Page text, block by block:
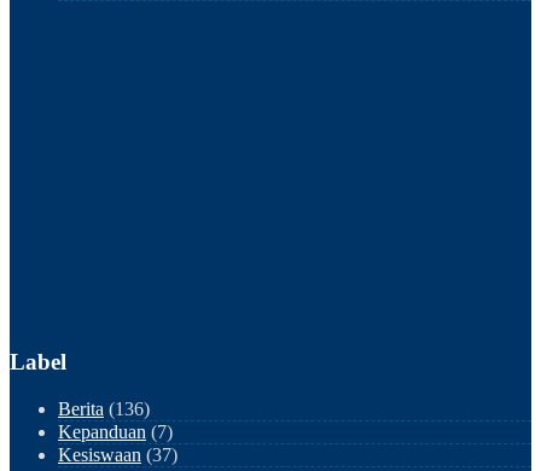
Label
Berita (136)
Kepanduan (7)
Kesiswaan (37)